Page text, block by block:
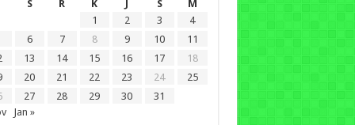
S R K J S
M
1
2 3
4
6 7 8 9 10
11
13 14 15 16 17
18
20 21 22 23 24
25
27 28 29 30
31
Jan »